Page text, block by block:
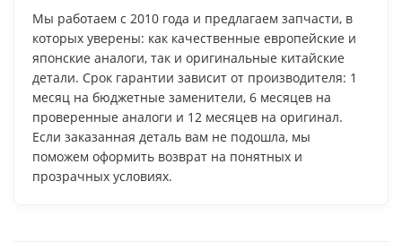
Мы работаем с 2010 года и предлагаем запчасти, в
которых уверены: как качественные европейские и
японские аналоги, так и оригинальные китайские
детали. Срок гарантии зависит от производителя: 1
месяц на бюджетные заменители, 6 месяцев на
проверенные аналоги и 12 месяцев на оригинал.
Если заказанная деталь вам не подошла, мы
поможем оформить возврат на понятных и
прозрачных условиях.